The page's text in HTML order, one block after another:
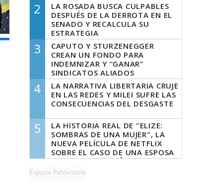
2
LA ROSADA BUSCA CULPABLES
DESPUÉS DE LA DERROTA EN EL
SENADO Y RECALCULA SU
ESTRATEGIA
3
CAPUTO Y STURZENEGGER
CREAN UN FONDO PARA
INDEMNIZAR Y “GANAR”
SINDICATOS ALIADOS
4
LA NARRATIVA LIBERTARIA CRUJE
EN LAS REDES Y MILEI SUFRE LAS
CONSECUENCIAS DEL DESGASTE
5
LA HISTORIA REAL DE "ELIZE:
SOMBRAS DE UNA MUJER", LA
NUEVA PELÍCULA DE NETFLIX
SOBRE EL CASO DE UNA ESPOSA
QUE DESCUARTIZÓ A SU
MARIDO
Espacio Publicitario